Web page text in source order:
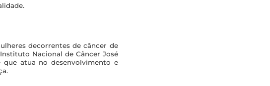
decorrentes de câncer de
Nacional de Câncer José
que atua no desenvolvimento e